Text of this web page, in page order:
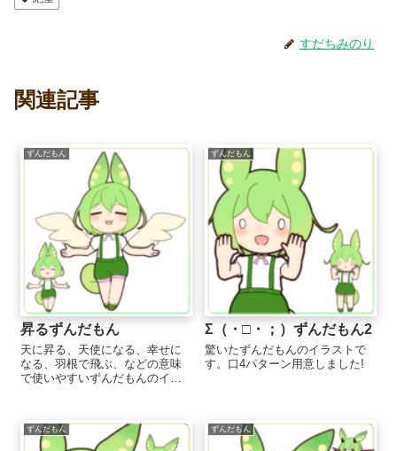
すだちみのり
関連記事
ずんだもん
昇るずんだもん
天に昇る、天使になる、幸せに
なる、羽根で飛ぶ、などの意味
で使いやすいずんだもんのイラ
ずんだもん
Σ（・□・；）ずんだもん2
驚いたずんだもんのイラストで
す。口4パターン用意しました!
ずんだもん ずんだもん